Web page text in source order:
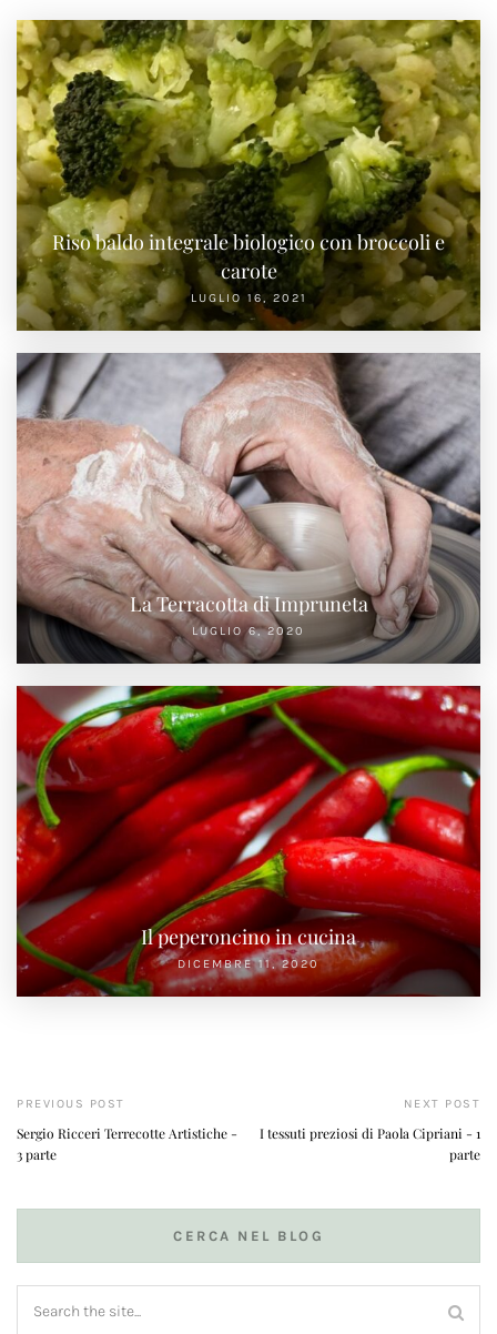
Riso baldo integrale biologico con broccoli e
carote
LUGLIO 16, 2021
La Terracotta di Impruneta
LUGLIO 6, 2020
Il peperoncino in cucina
DICEMBRE 11, 2020
PREVIOUS POST
Sergio Ricceri Terrecotte Artistiche -
3 parte
NEXT POST
I tessuti preziosi di Paola Cipriani - 1
parte
CERCA NEL BLOG